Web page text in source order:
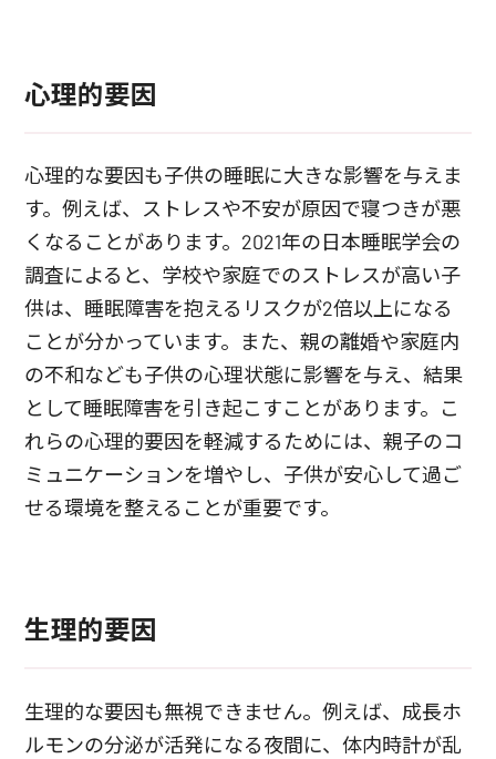
心理的要因
心理的な要因も子供の睡眠に大きな影響を与えま
す。例えば、ストレスや不安が原因で寝つきが悪
くなることがあります。2021年の日本睡眠学会の
調査によると、学校や家庭でのストレスが高い子
供は、睡眠障害を抱えるリスクが2倍以上になる
ことが分かっています。また、親の離婚や家庭内
の不和なども子供の心理状態に影響を与え、結果
として睡眠障害を引き起こすことがあります。こ
れらの心理的要因を軽減するためには、親子のコ
ミュニケーションを増やし、子供が安心して過ご
せる環境を整えることが重要です。
生理的要因
生理的な要因も無視できません。例えば、成長ホ
ルモンの分泌が活発になる夜間に、体内時計が乱